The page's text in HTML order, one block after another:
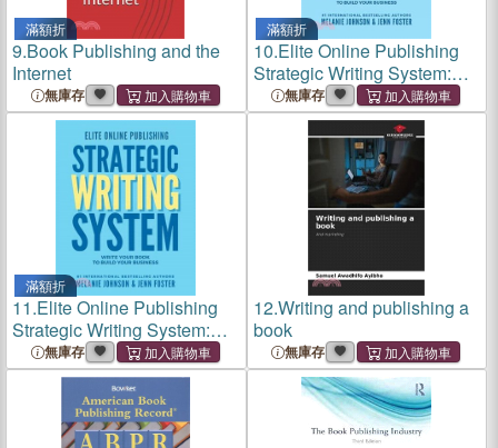
滿額折
9.Book Publishing and the
Internet
無庫存
滿額折
10.Elite Online Publishing
Strategic Writing System:
Write Your Book to Build
Your Business
無庫存
滿額折
11.Elite Online Publishing
Strategic Writing System:
Write Your Book to Build
Your Business
無庫存
12.Writing and publishing a
book
無庫存